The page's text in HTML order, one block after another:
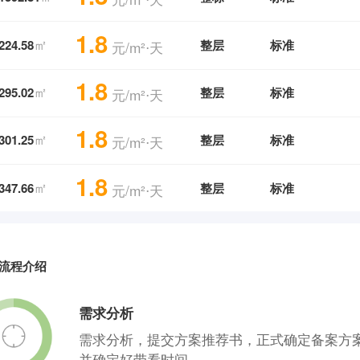
㎡ 1.8 元/m²⋅天 整层 标准
㎡ 1.8 元/m²⋅天 整层 标准
㎡ 1.8 元/m²⋅天 整层 标准
㎡ 1.8 元/m²⋅天 整层 标准
程介绍
需求分析
需求分析，提交方案推荐书，正式确定备案方